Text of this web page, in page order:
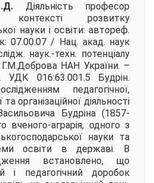
Діяльність професор
розвитку
науки і освіти: автореф.
07.00.07 / Нац. акад. наук
наук.-техн. потенціалу
Г.М.Доброва НАН України. –
016:63.001.5 Будрін.
педагогічної,
організаційної діяльності
Будріна (1857-
вченого-аграрія, одного з
науки та
освіти в державі. В
встановлено, що
і педагогічний доробок